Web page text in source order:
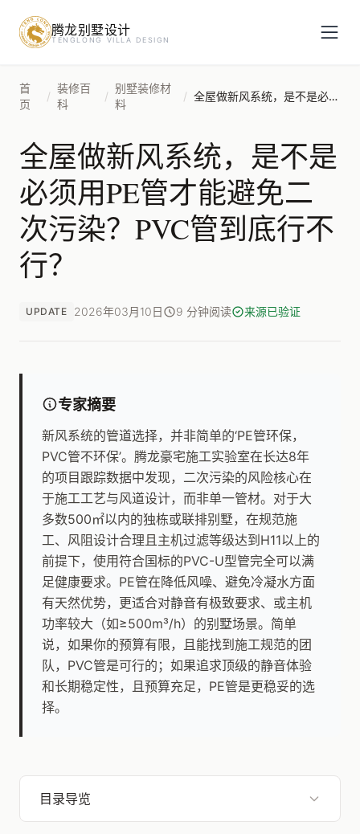
腾龙别墅设计
TENGLONG VILLA DESIGN
首
页
/
装修百
科
/
别墅装修材
料
/ 全屋做新风系统，是不是必须用PE管才能避免二次污染？PVC管到底行不行？
全屋做新风系统，是不是
必须用PE管才能避免二
次污染？PVC管到底行不
行？
UPDATE 2026年03月10日 9 分钟阅读 来源已验证
专家摘要
新风系统的管道选择，并非简单的‘PE管环保，
PVC管不环保’。腾龙豪宅施工实验室在长达8年
的项目跟踪数据中发现，二次污染的风险核心在
于施工工艺与风道设计，而非单一管材。对于大
多数500㎡以内的独栋或联排别墅，在规范施
工、风阻设计合理且主机过滤等级达到H11以上的
前提下，使用符合国标的PVC-U型管完全可以满
足健康要求。PE管在降低风噪、避免冷凝水方面
有天然优势，更适合对静音有极致要求、或主机
功率较大（如≥500m³/h）的别墅场景。简单
说，如果你的预算有限，且能找到施工规范的团
队，PVC管是可行的；如果追求顶级的静音体验
和长期稳定性，且预算充足，PE管是更稳妥的选
择。
目录导览
预约设计咨询
姓名*
手机号*
房屋面积（㎡）
立即预约